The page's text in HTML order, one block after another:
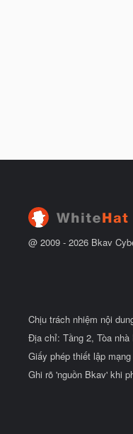
@ 2009 - 2026 Bkav
Chịu trách nhiệm nội
Địa chỉ: Tầng 2, Tòa
Giấy phép thiết lập
Ghi rõ 'nguồn Bkav' khi